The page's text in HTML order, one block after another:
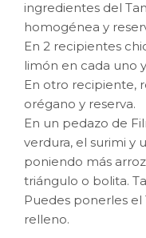
ingredientes del
homogénea y
En 2 recipientes
limón en cada uno
En otro recipiente,
orégano y reserva.
En un pedazo de
verdura, el surimi y
poniendo más
triángulo o bolita.
Puedes ponerles
relleno.